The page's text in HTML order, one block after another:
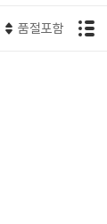
품절포함